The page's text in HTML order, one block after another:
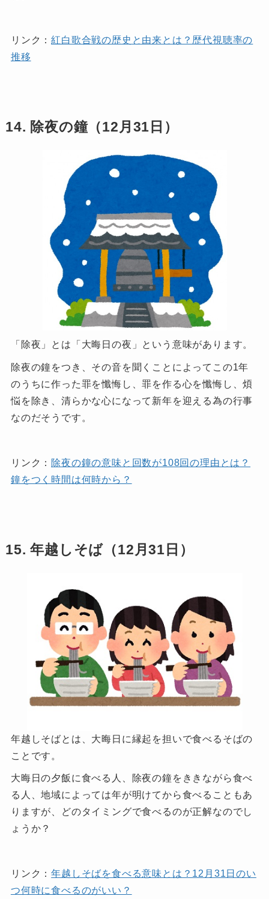
リンク：紅白歌合戦の歴史と由来とは？歴代視聴率の
推移
14. 除夜の鐘（12月31日）
「除夜」とは「大晦日の夜」という意味があります。
除夜の鐘をつき、その音を聞くことによってこの1年
のうちに作った罪を懺悔し、罪を作る心を懺悔し、煩
悩を除き、清らかな心になって新年を迎える為の行事
なのだそうです。
リンク： 除夜の鐘の意味と回数が108回の理由とは？
鐘をつく時間は何時から？
15. 年越しそば（12月31日）
年越しそばとは、大晦日に縁起を担いで食べるそばの
ことです。
大晦日の夕飯に食べる人、除夜の鐘をききながら食べ
る人、地域によっては年が明けてから食べることもあ
りますが、どのタイミングで食べるのが正解なのでし
ょうか？
リンク：年越しそばを食べる意味とは？12月31日のい
つ何時に食べるのがいい？